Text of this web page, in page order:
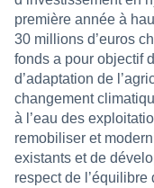
première année à
30 millions d’euros
fonds a pour objectif
d’adaptation de
changement
à l’eau des
remobiliser et
existants et de
respect de l’équilibre